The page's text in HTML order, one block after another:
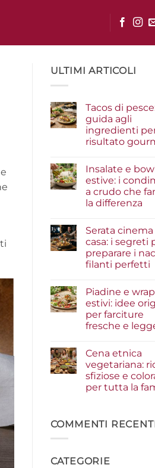
ULTIMI ARTICOLI
Tacos di
guida agli
ingredienti
risultato
su
Tacos
di
pesce:
la
guida
per
un
risultato
gourmet
Insalate e
estive: i
a crudo che
la differenza
su
e
bowl
estive:
crudo
che
fanno
la
differenza
Serata cinema
casa: i segreti
preparare i
filanti perfetti
su
Serata
cinema
a
casa:
preparare
i
nachos
filanti
perfetti
Piadine e wrap
estivi: idee
per farciture
fresche e
su
e
wrap
estivi:
idee
fresche
e
Cena etnica
vegetariana:
sfiziose e
per tutta la
Cena
etnica
e
COMMENTI
CATEGORIE